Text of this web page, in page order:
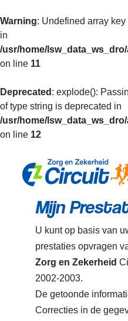
Warning: Undefined array
in
/usr/home/
on line 11
Deprecated : explode():
of type string is deprecated in
/usr/home/
on line 12
Mijn
U kunt op basis van
prestaties opvragen
Zorg en Zekerheid
2002-2003.
De getoonde
Correcties in de